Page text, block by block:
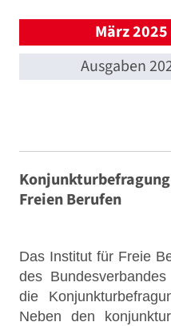
März 2025
Ausgaben
Freien Berufen
Das Institut für Freie
des
die
Neben den